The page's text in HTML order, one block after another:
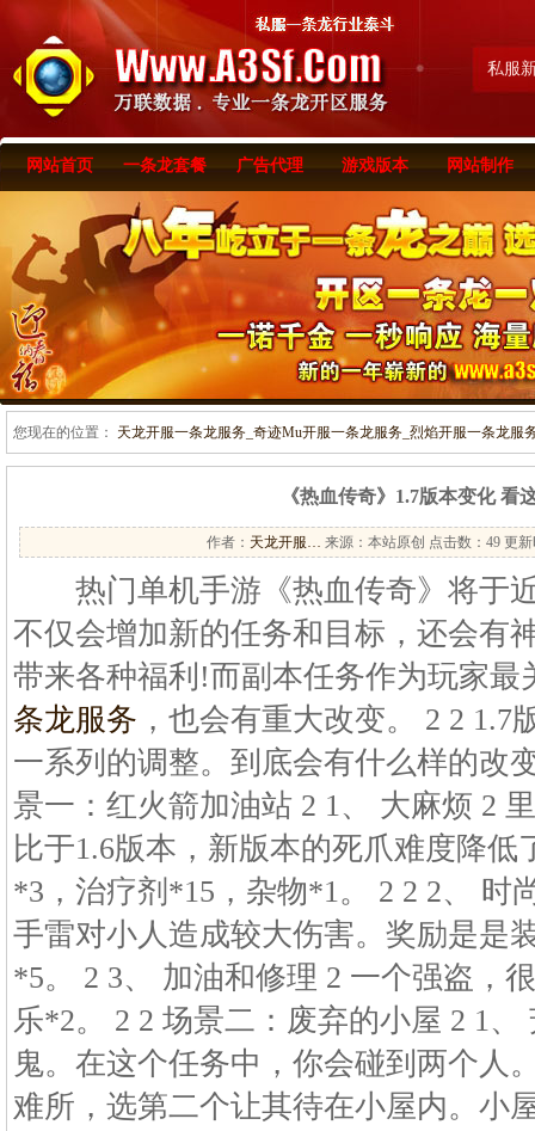
私服
网站首页 一条龙套餐 广告代理 游戏版本 网站制作
您现在的位置： 天龙开服一条龙服务_奇迹Mu开服一条龙服务_烈焰开服一条龙服
《热血传奇》1.7版本变化 看
作者： 天龙开服… 来源：本站原创 点击数： 49 更新
热门单机手游《热血传奇》将于近
不仅会增加新的任务和目标，还会有
带来各种福利!而副本任务作为玩家最
条龙服务 ，也会有重大改变。 2 2
一系列的调整。到底会有什么样的改
景一：红火箭加油站 2 1、 大麻烦 2
比于1.6版本，新版本的死爪难度降
*3，治疗剂*15，杂物*1。 2 2 2、 时
手雷对小人造成较大伤害。奖励是是
*5。 2 3、 加油和修理 2 一个强盗，
乐*2。 2 2 场景二：废弃的小屋 2 1
鬼。在这个任务中，你会碰到两个人
难所，选第二个让其待在小屋内。小